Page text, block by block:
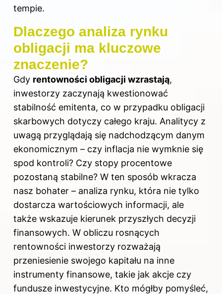
tempie.
Dlaczego analiza rynku
obligacji ma kluczowe
znaczenie?
Gdy rentowności obligacji wzrastają,
inwestorzy zaczynają kwestionować
stabilność emitenta, co w przypadku obligacji
skarbowych dotyczy całego kraju. Analitycy z
uwagą przyglądają się nadchodzącym danym
ekonomicznym – czy inflacja nie wymknie się
spod kontroli? Czy stopy procentowe
pozostaną stabilne? W ten sposób wkracza
nasz bohater – analiza rynku, która nie tylko
dostarcza wartościowych informacji, ale
także wskazuje kierunek przyszłych decyzji
finansowych. W obliczu rosnących
rentowności inwestorzy rozważają
przeniesienie swojego kapitału na inne
instrumenty finansowe, takie jak akcje czy
fundusze inwestycyjne. Kto mógłby pomyśleć,